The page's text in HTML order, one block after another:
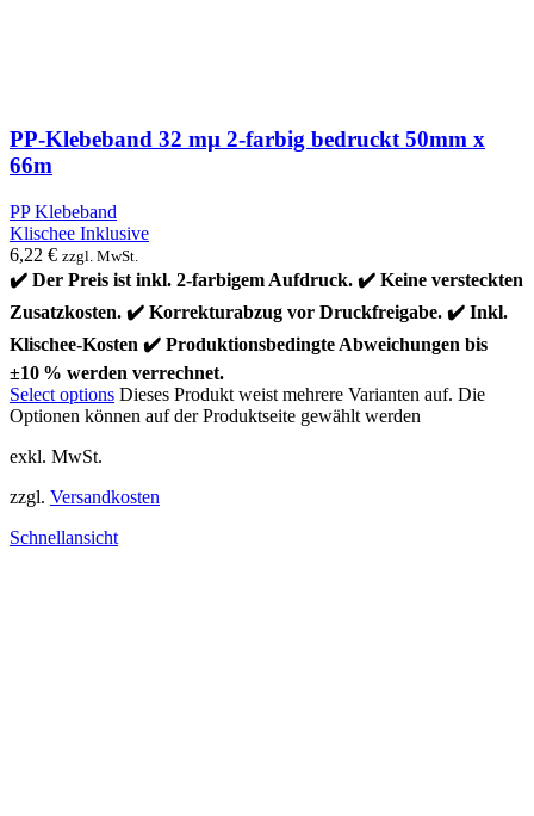
PP-Klebeband 32 mµ 2-farbig bedruckt 50mm x
66m
PP Klebeband
Klischee Inklusive
6,22 € zzgl. MwSt.
✔️ Der Preis ist inkl. 2-farbigem Aufdruck. ✔️ Keine versteckten
Zusatzkosten. ✔️ Korrekturabzug vor Druckfreigabe. ✔️ Inkl.
Klischee-Kosten ✔️ Produktionsbedingte Abweichungen bis
±10 % werden verrechnet.
Select options Dieses Produkt weist mehrere Varianten auf. Die
Optionen können auf der Produktseite gewählt werden
exkl. MwSt.
zzgl. Versandkosten
Schnellansicht